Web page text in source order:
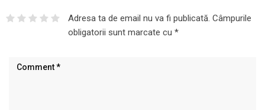
Adresa ta de email nu va fi publicată. Câmpurile
obligatorii sunt marcate cu *